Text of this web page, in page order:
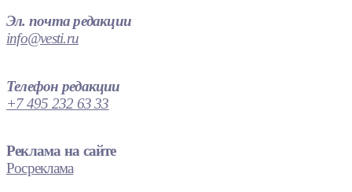
Эл. почта редакции
info@vesti.ru
Телефон редакции
+7 495 232 63 33
Реклама на сайте
Росреклама